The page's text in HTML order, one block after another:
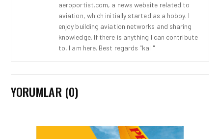
aeroportist.com, a news website related to
aviation, which initially started as a hobby. I
enjoy building aviation networks and sharing
knowledge. If there is anything I can contribute
to, I am here. Best regards "kali"
YORUMLAR (0)
KARGO • 26 TEM 2026